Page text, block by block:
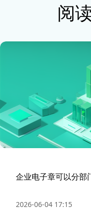
阅
企业电子章可以分部
2026-06-04 17:15